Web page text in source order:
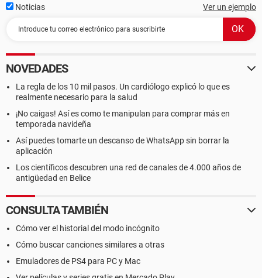
Noticias Ver un ejemplo
NOVEDADES
La regla de los 10 mil pasos. Un cardiólogo explicó lo que es
realmente necesario para la salud
¡No caigas! Así es como te manipulan para comprar más en
temporada navideña
Así puedes tomarte un descanso de WhatsApp sin borrar la
aplicación
Los científicos descubren una red de canales de 4.000 años de
antigüedad en Belice
CONSULTA TAMBIÉN
Cómo ver el historial del modo incógnito
Cómo buscar canciones similares a otras
Emuladores de PS4 para PC y Mac